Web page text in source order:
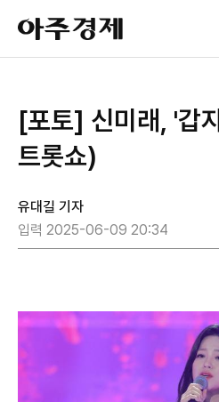
아
주
경
[포토] 신미래, '갑
트롯쇼)
유대길 기자
입력 2025-06-09 20:34